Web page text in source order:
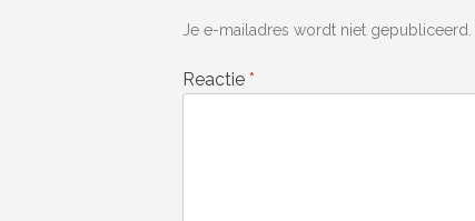
Je e-mailadres wordt niet gepubliceerd.
Reactie *